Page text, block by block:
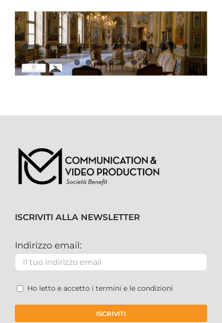
ISCRIVITI ALLA NEWSLETTER
Indirizzo email:
Ho letto e accetto i termini e le condizioni